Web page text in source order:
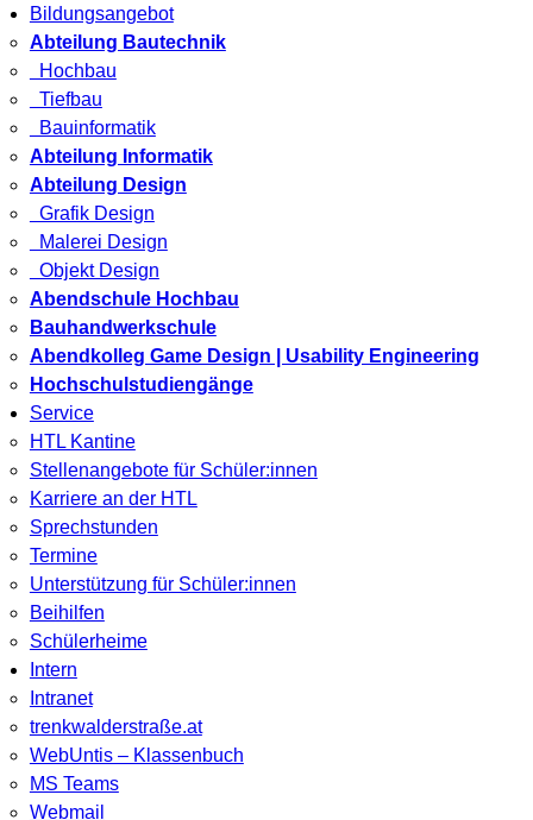
Bildungsangebot
Abteilung Bautechnik
Hochbau
Tiefbau
Bauinformatik
Abteilung Informatik
Abteilung Design
Grafik Design
Malerei Design
Objekt Design
Abendschule Hochbau
Bauhandwerkschule
Abendkolleg Game Design | Usability Engineering
Hochschulstudiengänge
Service
HTL Kantine
Stellenangebote für Schüler:innen
Karriere an der HTL
Sprechstunden
Termine
Unterstützung für Schüler:innen
Beihilfen
Schülerheime
Intern
Intranet
trenkwalderstraße.at
WebUntis – Klassenbuch
MS Teams
Webmail